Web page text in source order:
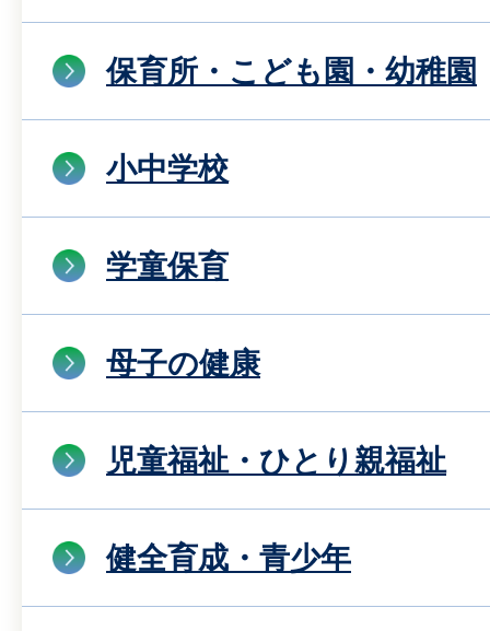
保育所・こども園・幼稚園
小中学校
学童保育
母子の健康
児童福祉・ひとり親福祉
健全育成・青少年